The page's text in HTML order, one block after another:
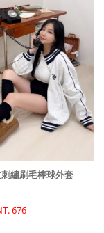
繡刷毛棒球外套
676